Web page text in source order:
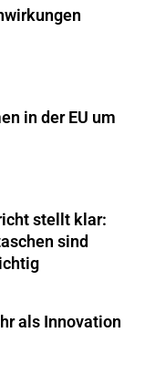
in der EU um
stellt klar:
sind
als Innovation